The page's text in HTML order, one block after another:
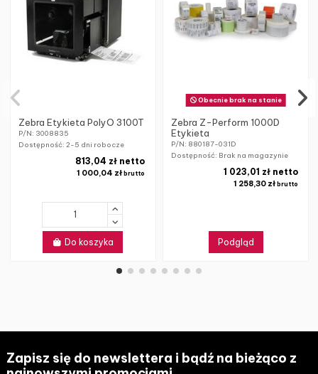
Zebra Etykieta PolyO 3100T
P/N: 3008835
Dostępność: 2-5 dni robocze
1 000,04 złbrutto
813,04 zł netto
Do koszyka
Obecnie brak na stanie
Zebra Z-Perform 1000D
Etykieta
P/N: 880187-031D
Dostępność: Brak na magazynie
1 258,30 zł brutto
1 023,01 zł netto
Podgląd
Zapisz się do newslettera i bądź na bieżąco z